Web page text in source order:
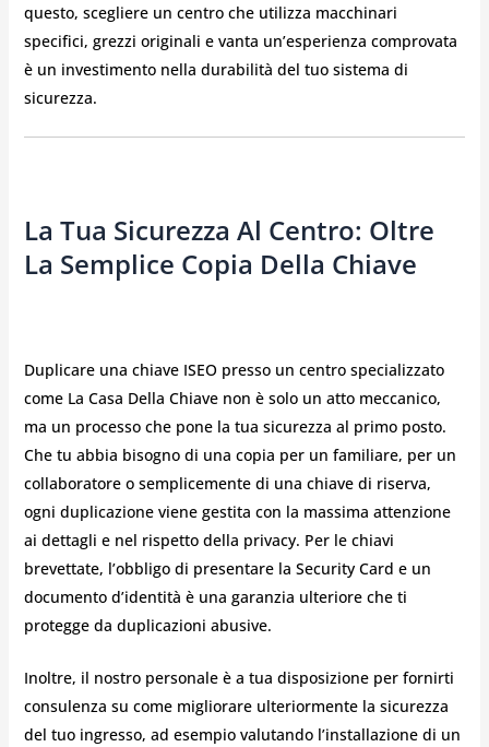
questo, scegliere un centro che utilizza macchinari
specifici, grezzi originali e vanta un’esperienza comprovata
è un investimento nella durabilità del tuo sistema di
sicurezza.
La Tua Sicurezza Al Centro: Oltre
La Semplice Copia Della Chiave
Duplicare una chiave ISEO presso un centro specializzato
come La Casa Della Chiave non è solo un atto meccanico,
ma un processo che pone la tua sicurezza al primo posto.
Che tu abbia bisogno di una copia per un familiare, per un
collaboratore o semplicemente di una chiave di riserva,
ogni duplicazione viene gestita con la massima attenzione
ai dettagli e nel rispetto della privacy. Per le chiavi
brevettate, l’obbligo di presentare la Security Card e un
documento d’identità è una garanzia ulteriore che ti
protegge da duplicazioni abusive.
Inoltre, il nostro personale è a tua disposizione per fornirti
consulenza su come migliorare ulteriormente la sicurezza
del tuo ingresso, ad esempio valutando l’installazione di un